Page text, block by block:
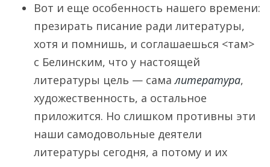
Вот и еще особенность нашего времени:
презирать писание ради литературы,
хотя и помнишь, и соглашаешься <там>
с Белинским, что у настоящей
литературы цель — самалитература,
художественность, а остальное
приложится. Но слишком противны эти
наши самодовольные деятели
литературы сегодня, а потому и их